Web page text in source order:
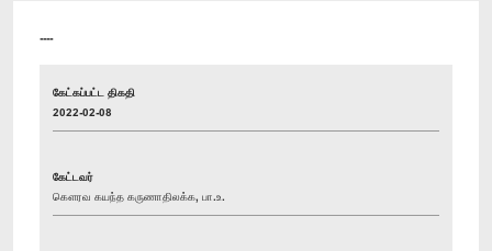
----
கேட்கப்பட்ட திகதி
2022-02-08
கேட்டவர்
கௌரவ கயந்த கருணாதிலக்க, பா.உ.